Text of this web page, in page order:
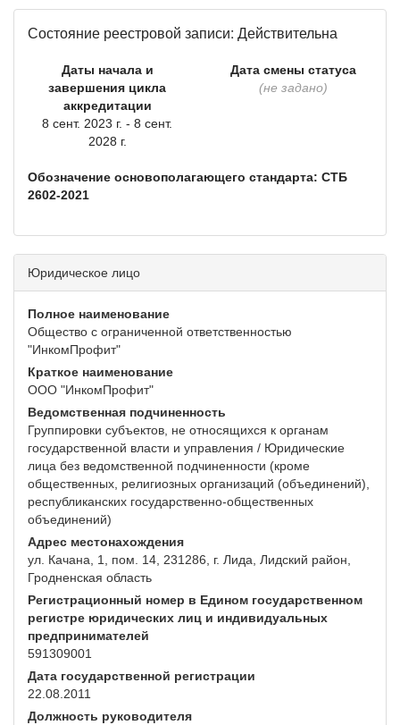
Состояние реестровой записи: Действительна
Даты начала и
завершения цикла
аккредитации
8 сент. 2023 г. - 8 сент.
2028 г.
Дата смены статуса
(не задано)
Обозначение основополагающего стандарта: СТБ
2602-2021
Юридическое лицо
Полное наименование
Общество с ограниченной ответственностью
"ИнкомПрофит"
Краткое наименование
ООО "ИнкомПрофит"
Ведомственная подчиненность
Группировки субъектов, не относящихся к органам
государственной власти и управления / Юридические
лица без ведомственной подчиненности (кроме
общественных, религиозных организаций (объединений),
республиканских государственно-общественных
объединений)
Адрес местонахождения
ул. Качана, 1, пом. 14, 231286, г. Лида, Лидский район,
Гродненская область
Регистрационный номер в Едином государственном
регистре юридических лиц и индивидуальных
предпринимателей
591309001
Дата государственной регистрации
22.08.2011
Должность руководителя